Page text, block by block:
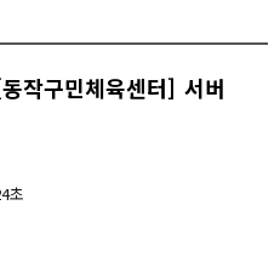
작구민체육센터] 서버
초